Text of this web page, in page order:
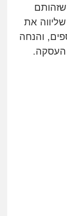
את
והנחה
העסקה.